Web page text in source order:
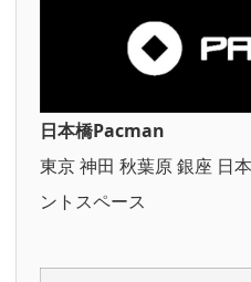
日本橋Pacman
東京 神田 秋葉原 銀座 日
ントスペース